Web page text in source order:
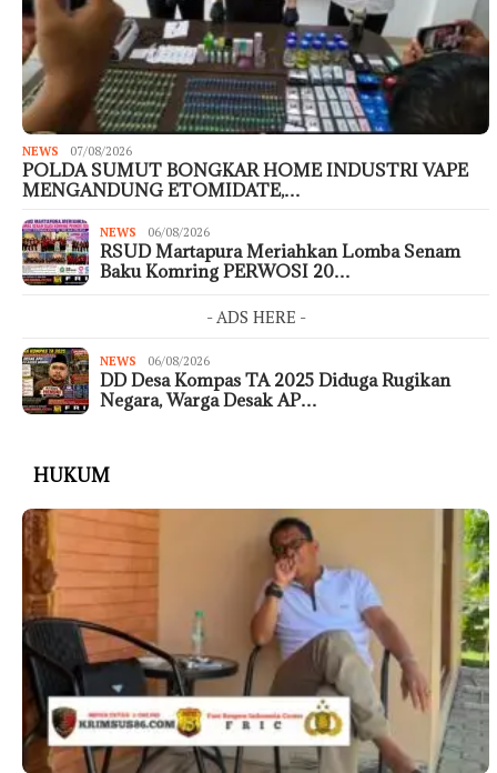
NEWS 07/08/2026
POLDA SUMUT BONGKAR HOME INDUSTRI VAPE
MENGANDUNG ETOMIDATE,…
NEWS 06/08/2026
RSUD Martapura Meriahkan Lomba Senam
Baku Komring PERWOSI 20…
- ADS HERE -
NEWS 06/08/2026
DD Desa Kompas TA 2025 Diduga Rugikan
Negara, Warga Desak AP…
HUKUM